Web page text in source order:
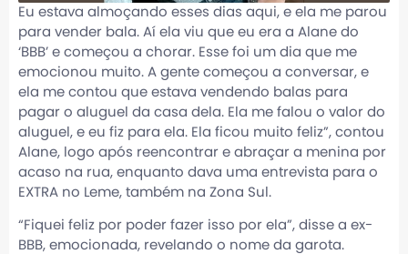
Eu estava almoçando esses dias aqui, e ela me parou
para vender bala. Aí ela viu que eu era a Alane do
‘BBB’ e começou a chorar. Esse foi um dia que me
emocionou muito. A gente começou a conversar, e
ela me contou que estava vendendo balas para
pagar o aluguel da casa dela. Ela me falou o valor do
aluguel, e eu fiz para ela. Ela ficou muito feliz”, contou
Alane, logo após reencontrar e abraçar a menina por
acaso na rua, enquanto dava uma entrevista para o
EXTRA no Leme, também na Zona Sul.
“Fiquei feliz por poder fazer isso por ela”, disse a ex-
BBB, emocionada, revelando o nome da garota.